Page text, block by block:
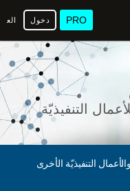
PRO دخول
التنفيذيّة
التنفيذيّة الأخرى